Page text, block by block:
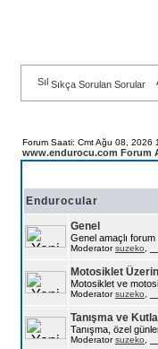
Sıkça Sorulan Sorular
Forum Saati: Cmt Ağu 08, 2026
www.endurocu.com Forum
Endurocular
Genel
Genel amaçlı forum
Moderatorsuzeko
Motosiklet
Motosiklet ve
Moderatorsuzeko
Tanışma ve
Tanışma, özel
Moderatorsuzeko